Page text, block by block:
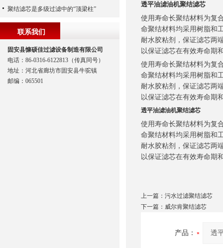
透平油滤油机聚结滤芯
使用寿命长聚结材料为复
命聚结材料均采用树脂和
耐水胶粘剂，保证滤芯两
以保证滤芯在有效寿命期
使用寿命长聚结材料为复
命聚结材料均采用树脂和
耐水胶粘剂，保证滤芯两
以保证滤芯在有效寿命期
透平油滤油机聚结滤芯
使用寿命长聚结材料为复
命聚结材料均采用树脂和
耐水胶粘剂，保证滤芯两
以保证滤芯在有效寿命期
上一篇： 污水过滤聚结滤芯
下一篇： 威尔肯聚结滤芯
产品：
聚结滤芯是多级过滤中的“顶梁柱”
联系我们
固安县慷硕佳过滤设备制造有限公司
电话：86-0316-6122813（传真同号）
地址：河北省廊坊市固安县牛驼镇
邮编：065501